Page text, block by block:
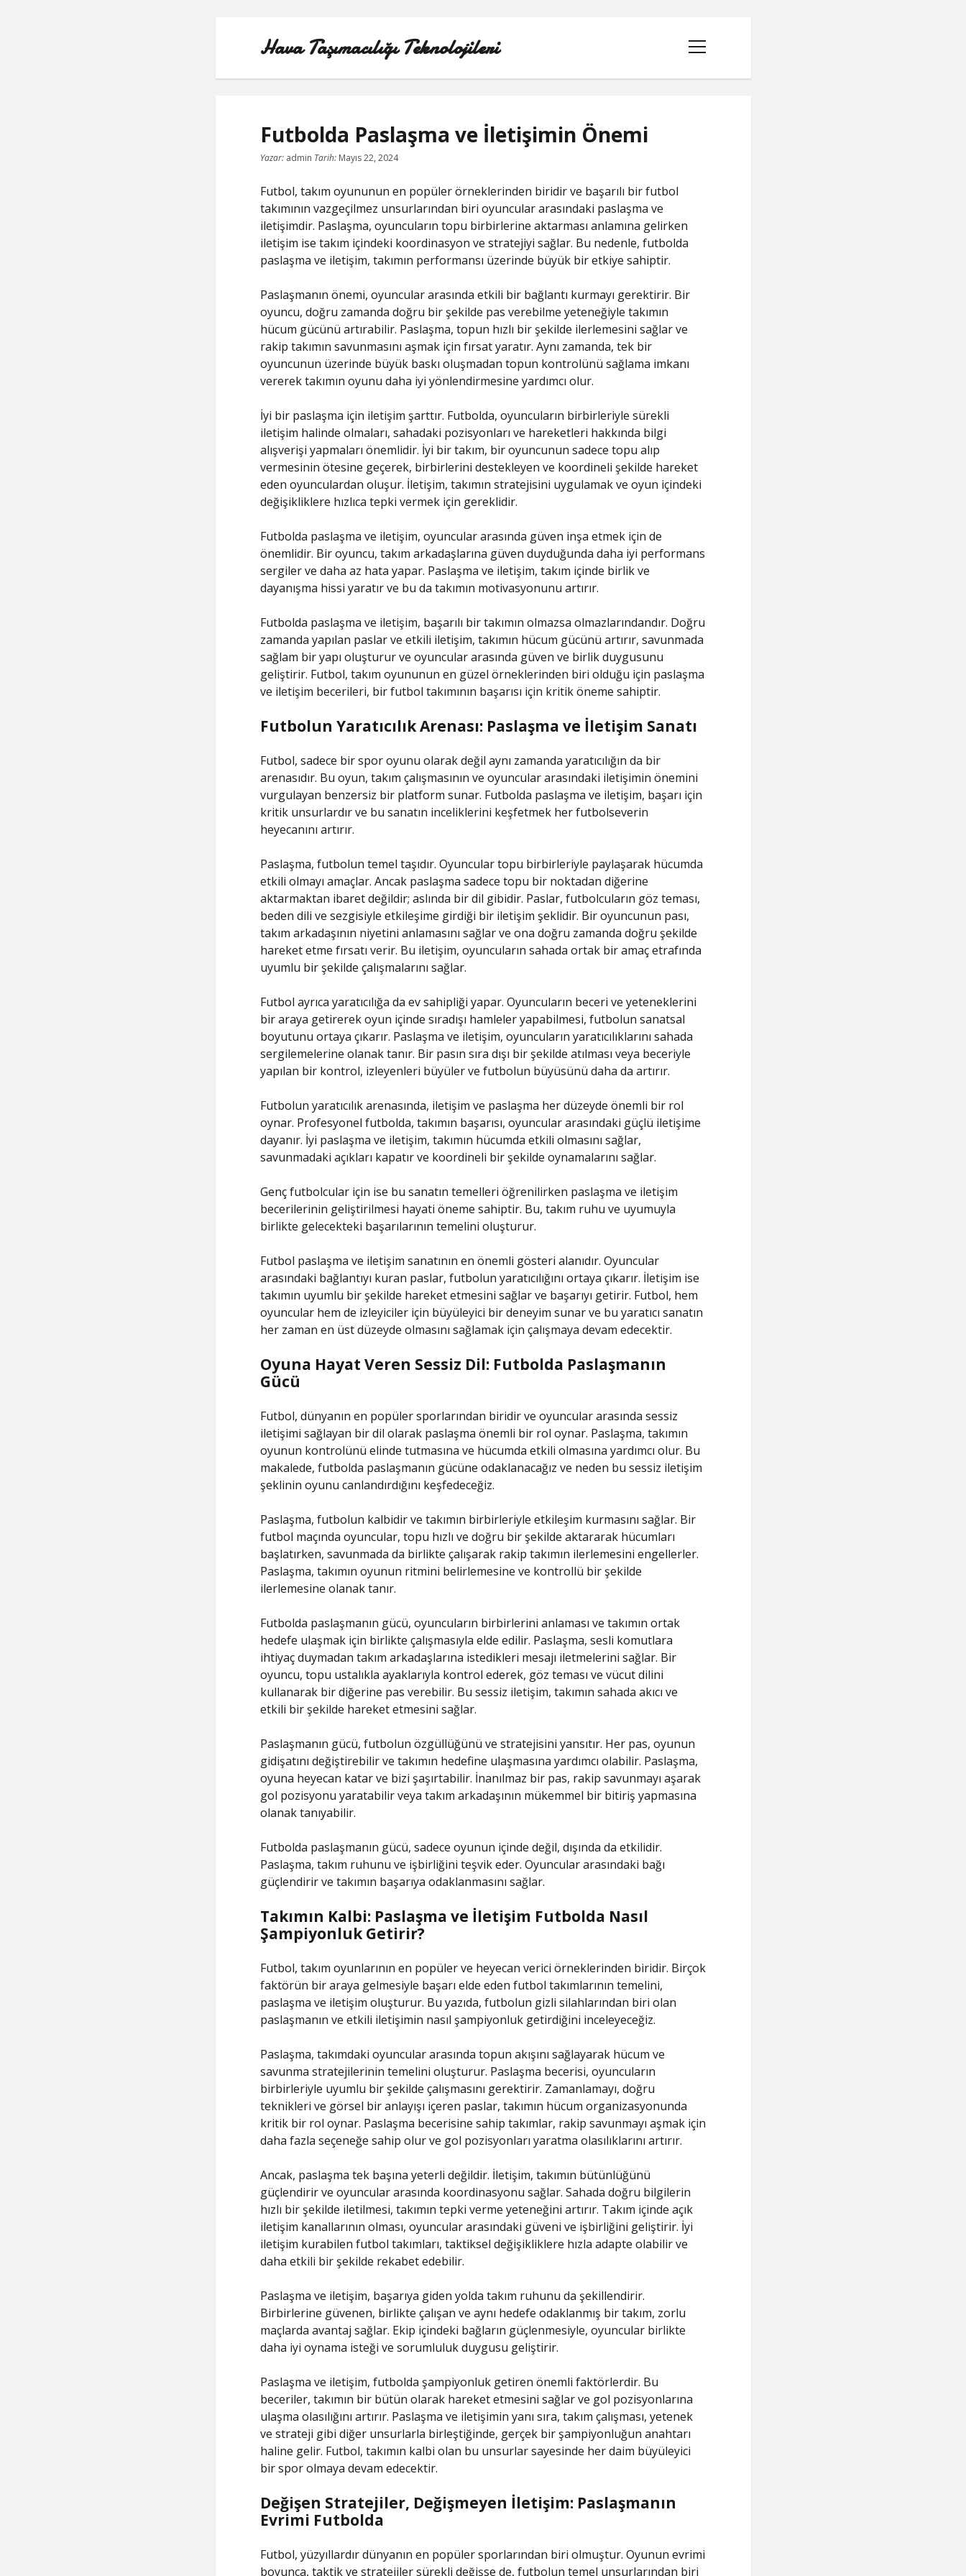
Hava Taşımacılığı Teknolojileri
menüyü
aç
LINKEDIN BEĞENI ATMA HILESI BEDAVA
LISTE
SAYFA LISTESI
TWITTER GIZLI PORNOLAR
ÜCRETSIZ ŞIFRESIZ YOUTUBE BEĞENI HILESI
Futbolda Paslaşma ve İletişimin Önemi
Yazar:admin Tarih: Mayıs 22, 2024
Futbol, takım oyununun en popüler örneklerinden biridir ve başarılı bir futbol
takımının vazgeçilmez unsurlarından biri oyuncular arasındaki paslaşma ve
iletişimdir. Paslaşma, oyuncuların topu birbirlerine aktarması anlamına gelirken
iletişim ise takım içindeki koordinasyon ve stratejiyi sağlar. Bu nedenle, futbolda
paslaşma ve iletişim, takımın performansı üzerinde büyük bir etkiye sahiptir.
Paslaşmanın önemi, oyuncular arasında etkili bir bağlantı kurmayı gerektirir. Bir
oyuncu, doğru zamanda doğru bir şekilde pas verebilme yeteneğiyle takımın
hücum gücünü artırabilir. Paslaşma, topun hızlı bir şekilde ilerlemesini sağlar ve
rakip takımın savunmasını aşmak için fırsat yaratır. Aynı zamanda, tek bir
oyuncunun üzerinde büyük baskı oluşmadan topun kontrolünü sağlama imkanı
vererek takımın oyunu daha iyi yönlendirmesine yardımcı olur.
İyi bir paslaşma için iletişim şarttır. Futbolda, oyuncuların birbirleriyle sürekli
iletişim halinde olmaları, sahadaki pozisyonları ve hareketleri hakkında bilgi
alışverişi yapmaları önemlidir. İyi bir takım, bir oyuncunun sadece topu alıp
vermesinin ötesine geçerek, birbirlerini destekleyen ve koordineli şekilde hareket
eden oyunculardan oluşur. İletişim, takımın stratejisini uygulamak ve oyun içindeki
değişikliklere hızlıca tepki vermek için gereklidir.
Futbolda paslaşma ve iletişim, oyuncular arasında güven inşa etmek için de
önemlidir. Bir oyuncu, takım arkadaşlarına güven duyduğunda daha iyi performans
sergiler ve daha az hata yapar. Paslaşma ve iletişim, takım içinde birlik ve
dayanışma hissi yaratır ve bu da takımın motivasyonunu artırır.
Futbolda paslaşma ve iletişim, başarılı bir takımın olmazsa olmazlarındandır. Doğru
zamanda yapılan paslar ve etkili iletişim, takımın hücum gücünü artırır, savunmada
sağlam bir yapı oluşturur ve oyuncular arasında güven ve birlik duygusunu
geliştirir. Futbol, takım oyununun en güzel örneklerinden biri olduğu için paslaşma
ve iletişim becerileri, bir futbol takımının başarısı için kritik öneme sahiptir.
Futbolun Yaratıcılık Arenası: Paslaşma ve İletişim Sanatı
Futbol, sadece bir spor oyunu olarak değil aynı zamanda yaratıcılığın da bir
arenasıdır. Bu oyun, takım çalışmasının ve oyuncular arasındaki iletişimin önemini
vurgulayan benzersiz bir platform sunar. Futbolda paslaşma ve iletişim, başarı için
kritik unsurlardır ve bu sanatın inceliklerini keşfetmek her futbolseverin
heyecanını artırır.
Paslaşma, futbolun temel taşıdır. Oyuncular topu birbirleriyle paylaşarak hücumda
etkili olmayı amaçlar. Ancak paslaşma sadece topu bir noktadan diğerine
aktarmaktan ibaret değildir; aslında bir dil gibidir. Paslar, futbolcuların göz teması,
beden dili ve sezgisiyle etkileşime girdiği bir iletişim şeklidir. Bir oyuncunun pası,
takım arkadaşının niyetini anlamasını sağlar ve ona doğru zamanda doğru şekilde
hareket etme fırsatı verir. Bu iletişim, oyuncuların sahada ortak bir amaç etrafında
uyumlu bir şekilde çalışmalarını sağlar.
Futbol ayrıca yaratıcılığa da ev sahipliği yapar. Oyuncuların beceri ve yeteneklerini
bir araya getirerek oyun içinde sıradışı hamleler yapabilmesi, futbolun sanatsal
boyutunu ortaya çıkarır. Paslaşma ve iletişim, oyuncuların yaratıcılıklarını sahada
sergilemelerine olanak tanır. Bir pasın sıra dışı bir şekilde atılması veya beceriyle
yapılan bir kontrol, izleyenleri büyüler ve futbolun büyüsünü daha da artırır.
Futbolun yaratıcılık arenasında, iletişim ve paslaşma her düzeyde önemli bir rol
oynar. Profesyonel futbolda, takımın başarısı, oyuncular arasındaki güçlü iletişime
dayanır. İyi paslaşma ve iletişim, takımın hücumda etkili olmasını sağlar,
savunmadaki açıkları kapatır ve koordineli bir şekilde oynamalarını sağlar.
Genç futbolcular için ise bu sanatın temelleri öğrenilirken paslaşma ve iletişim
becerilerinin geliştirilmesi hayati öneme sahiptir. Bu, takım ruhu ve uyumuyla
birlikte gelecekteki başarılarının temelini oluşturur.
Futbol paslaşma ve iletişim sanatının en önemli gösteri alanıdır. Oyuncular
arasındaki bağlantıyı kuran paslar, futbolun yaratıcılığını ortaya çıkarır. İletişim ise
takımın uyumlu bir şekilde hareket etmesini sağlar ve başarıyı getirir. Futbol, hem
oyuncular hem de izleyiciler için büyüleyici bir deneyim sunar ve bu yaratıcı sanatın
her zaman en üst düzeyde olmasını sağlamak için çalışmaya devam edecektir.
Oyuna Hayat Veren Sessiz Dil: Futbolda Paslaşmanın
Gücü
Futbol, dünyanın en popüler sporlarından biridir ve oyuncular arasında sessiz
iletişimi sağlayan bir dil olarak paslaşma önemli bir rol oynar. Paslaşma, takımın
oyunun kontrolünü elinde tutmasına ve hücumda etkili olmasına yardımcı olur. Bu
makalede, futbolda paslaşmanın gücüne odaklanacağız ve neden bu sessiz iletişim
şeklinin oyunu canlandırdığını keşfedeceğiz.
Paslaşma, futbolun kalbidir ve takımın birbirleriyle etkileşim kurmasını sağlar. Bir
futbol maçında oyuncular, topu hızlı ve doğru bir şekilde aktararak hücumları
başlatırken, savunmada da birlikte çalışarak rakip takımın ilerlemesini engellerler.
Paslaşma, takımın oyunun ritmini belirlemesine ve kontrollü bir şekilde
ilerlemesine olanak tanır.
Futbolda paslaşmanın gücü, oyuncuların birbirlerini anlaması ve takımın ortak
hedefe ulaşmak için birlikte çalışmasıyla elde edilir. Paslaşma, sesli komutlara
ihtiyaç duymadan takım arkadaşlarına istedikleri mesajı iletmelerini sağlar. Bir
oyuncu, topu ustalıkla ayaklarıyla kontrol ederek, göz teması ve vücut dilini
kullanarak bir diğerine pas verebilir. Bu sessiz iletişim, takımın sahada akıcı ve
etkili bir şekilde hareket etmesini sağlar.
Paslaşmanın gücü, futbolun özgüllüğünü ve stratejisini yansıtır. Her pas, oyunun
gidişatını değiştirebilir ve takımın hedefine ulaşmasına yardımcı olabilir. Paslaşma,
oyuna heyecan katar ve bizi şaşırtabilir. İnanılmaz bir pas, rakip savunmayı aşarak
gol pozisyonu yaratabilir veya takım arkadaşının mükemmel bir bitiriş yapmasına
olanak tanıyabilir.
Futbolda paslaşmanın gücü, sadece oyunun içinde değil, dışında da etkilidir.
Paslaşma, takım ruhunu ve işbirliğini teşvik eder. Oyuncular arasındaki bağı
güçlendirir ve takımın başarıya odaklanmasını sağlar.
Takımın Kalbi: Paslaşma ve İletişim Futbolda Nasıl
Şampiyonluk Getirir?
Futbol, takım oyunlarının en popüler ve heyecan verici örneklerinden biridir. Birçok
faktörün bir araya gelmesiyle başarı elde eden futbol takımlarının temelini,
paslaşma ve iletişim oluşturur. Bu yazıda, futbolun gizli silahlarından biri olan
paslaşmanın ve etkili iletişimin nasıl şampiyonluk getirdiğini inceleyeceğiz.
Paslaşma, takımdaki oyuncular arasında topun akışını sağlayarak hücum ve
savunma stratejilerinin temelini oluşturur. Paslaşma becerisi, oyuncuların
birbirleriyle uyumlu bir şekilde çalışmasını gerektirir. Zamanlamayı, doğru
teknikleri ve görsel bir anlayışı içeren paslar, takımın hücum organizasyonunda
kritik bir rol oynar. Paslaşma becerisine sahip takımlar, rakip savunmayı aşmak için
daha fazla seçeneğe sahip olur ve gol pozisyonları yaratma olasılıklarını artırır.
Ancak, paslaşma tek başına yeterli değildir. İletişim, takımın bütünlüğünü
güçlendirir ve oyuncular arasında koordinasyonu sağlar. Sahada doğru bilgilerin
hızlı bir şekilde iletilmesi, takımın tepki verme yeteneğini artırır. Takım içinde açık
iletişim kanallarının olması, oyuncular arasındaki güveni ve işbirliğini geliştirir. İyi
iletişim kurabilen futbol takımları, taktiksel değişikliklere hızla adapte olabilir ve
daha etkili bir şekilde rekabet edebilir.
Paslaşma ve iletişim, başarıya giden yolda takım ruhunu da şekillendirir.
Birbirlerine güvenen, birlikte çalışan ve aynı hedefe odaklanmış bir takım, zorlu
maçlarda avantaj sağlar. Ekip içindeki bağların güçlenmesiyle, oyuncular birlikte
daha iyi oynama isteği ve sorumluluk duygusu geliştirir.
Paslaşma ve iletişim, futbolda şampiyonluk getiren önemli faktörlerdir. Bu
beceriler, takımın bir bütün olarak hareket etmesini sağlar ve gol pozisyonlarına
ulaşma olasılığını artırır. Paslaşma ve iletişimin yanı sıra, takım çalışması, yetenek
ve strateji gibi diğer unsurlarla birleştiğinde, gerçek bir şampiyonluğun anahtarı
haline gelir. Futbol, takımın kalbi olan bu unsurlar sayesinde her daim büyüleyici
bir spor olmaya devam edecektir.
Değişen Stratejiler, Değişmeyen İletişim: Paslaşmanın
Evrimi Futbolda
Futbol, yüzyıllardır dünyanın en popüler sporlarından biri olmuştur. Oyunun evrimi
boyunca, taktik ve stratejiler sürekli değişse de, futbolun temel unsurlarından biri